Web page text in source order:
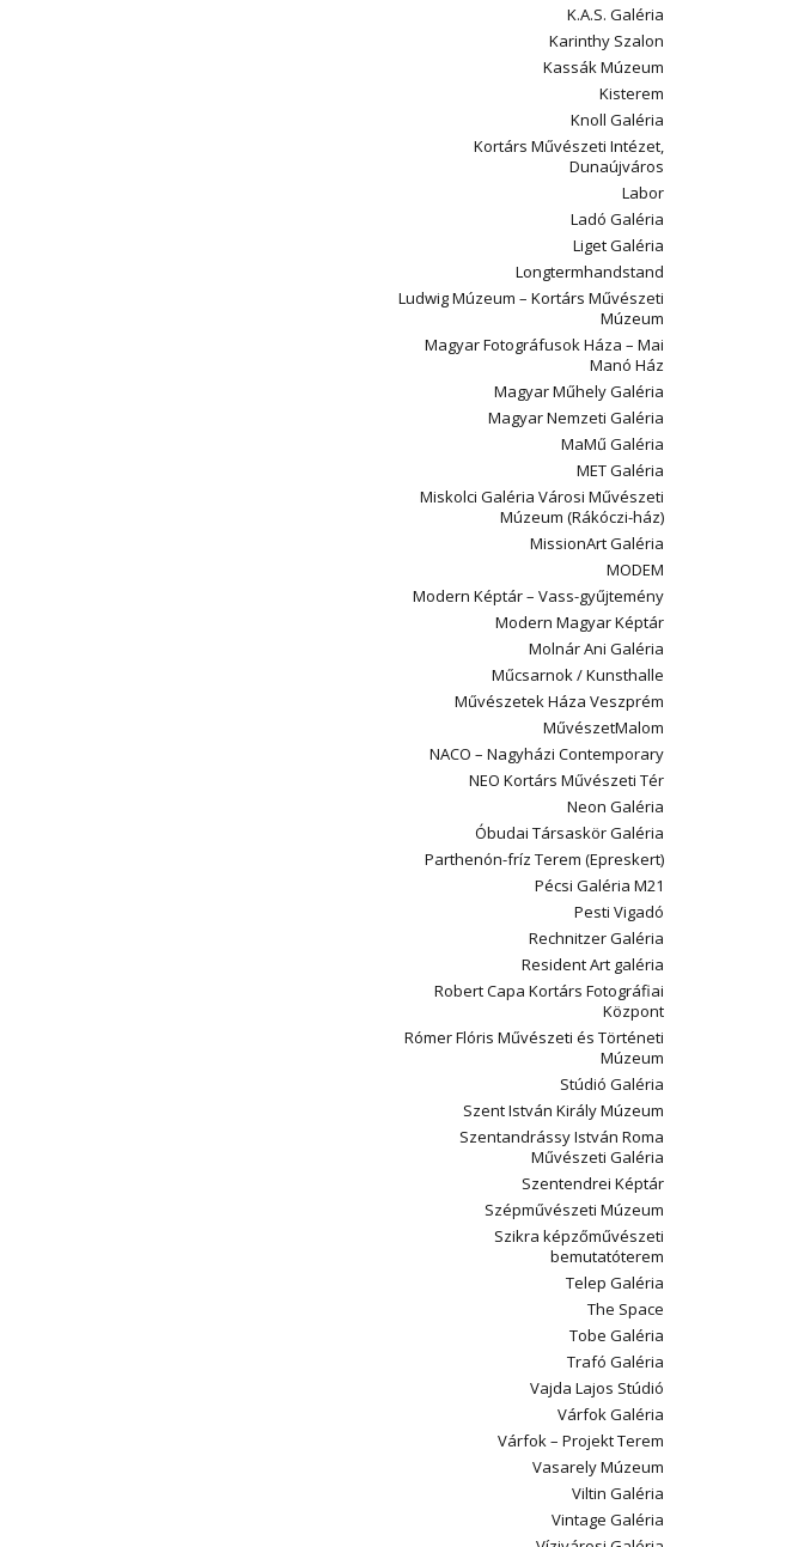
K.A.S. Galéria
Karinthy Szalon
Kassák Múzeum
Kisterem
Knoll Galéria
Kortárs Művészeti Intézet,
Dunaújváros
Labor
Ladó Galéria
Liget Galéria
Longtermhandstand
Ludwig Múzeum – Kortárs Művészeti
Múzeum
Magyar Fotográfusok Háza – Mai
Manó Ház
Magyar Műhely Galéria
Magyar Nemzeti Galéria
MaMű Galéria
MET Galéria
Miskolci Galéria Városi Művészeti
Múzeum (Rákóczi-ház)
MissionArt Galéria
MODEM
Modern Képtár – Vass-gyűjtemény
Modern Magyar Képtár
Molnár Ani Galéria
Műcsarnok / Kunsthalle
Művészetek Háza Veszprém
MűvészetMalom
NACO – Nagyházi Contemporary
NEO Kortárs Művészeti Tér
Neon Galéria
Óbudai Társaskör Galéria
Parthenón-fríz Terem (Epreskert)
Pécsi Galéria M21
Pesti Vigadó
Rechnitzer Galéria
Resident Art galéria
Robert Capa Kortárs Fotográfiai
Központ
Rómer Flóris Művészeti és Történeti
Múzeum
Stúdió Galéria
Szent István Király Múzeum
Szentandrássy István Roma
Művészeti Galéria
Szentendrei Képtár
Szépművészeti Múzeum
Szikra képzőművészeti
bemutatóterem
Telep Galéria
The Space
Tobe Galéria
Trafó Galéria
Vajda Lajos Stúdió
Várfok Galéria
Várfok – Projekt Terem
Vasarely Múzeum
Viltin Galéria
Vintage Galéria